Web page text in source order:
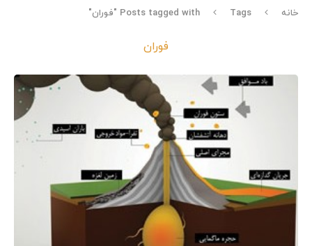
خانه Tags Posts tagged with "فوران"
فوران